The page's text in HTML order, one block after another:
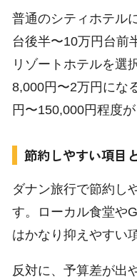
普通のシティホテル
台後半〜10万円台前
リゾートホテルを選
8,000円〜2万円にな
円〜150,000円程度が
節約しやすい項目
ダナン旅行で節約し
す。ローカル食堂や
はかなり抑えやすい
反対に、予算差が出